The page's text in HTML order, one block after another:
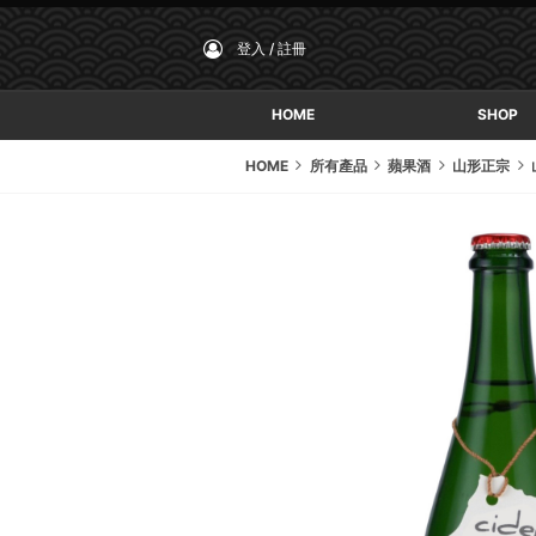
登入 / 註冊
HOME SHOP
HOME 所有產品 蘋果酒 山形正宗